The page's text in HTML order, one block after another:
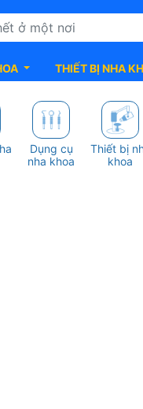
THIẾT BỊ NHA
Dụng cụ
nha khoa
Thiết bị
khoa